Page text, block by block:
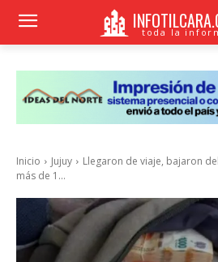
toda la
Inicio Jujuy
Llegaron de viaje, bajaron
más de 1...